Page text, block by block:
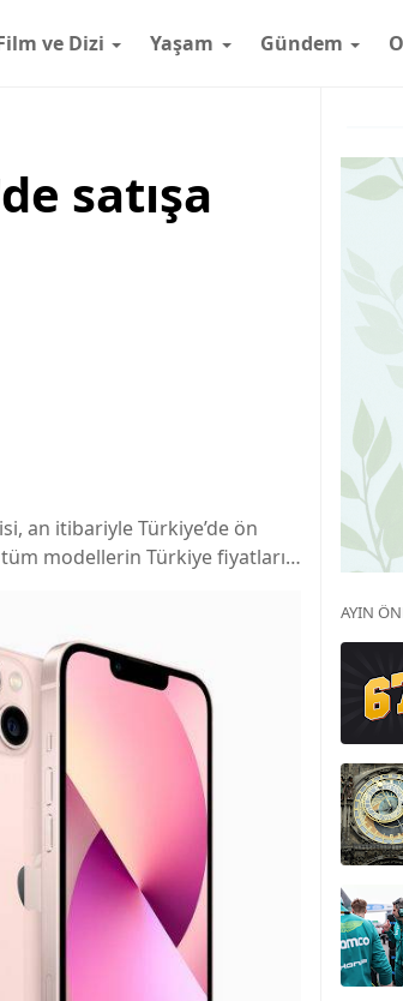
ve Dizi Yaşam Gündem
satışa
an itibariyle Türkiye’de ön
tüm modellerin Türkiye fiyatları…
AYIN